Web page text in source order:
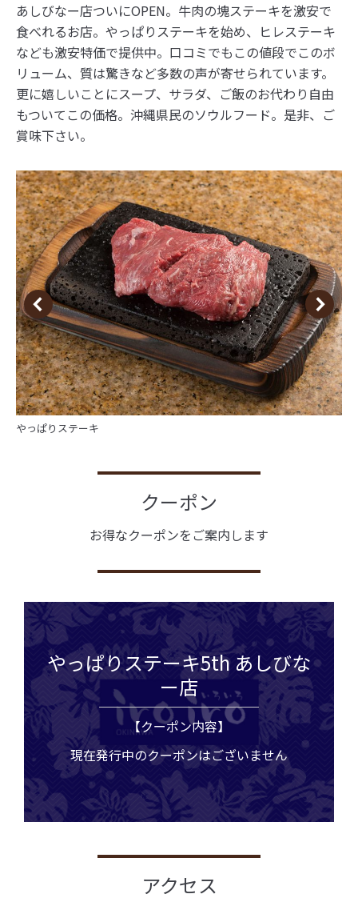
あしびなー店ついにOPEN。牛肉の塊ステーキを激安で
食べれるお店。やっぱりステーキを始め、ヒレステーキ
なども激安特価で提供中。口コミでもこの値段でこのボ
リューム、質は驚きなど多数の声が寄せられています。
更に嬉しいことにスープ、サラダ、ご飯のお代わり自由
もついてこの価格。沖縄県民のソウルフード。是非、ご
賞味下さい。
やっぱりステーキ
クーポン
お得なクーポンをご案内します
やっぱりステーキ5th あしびな
ー店
【クーポン内容】
現在発行中のクーポンはございません
アクセス